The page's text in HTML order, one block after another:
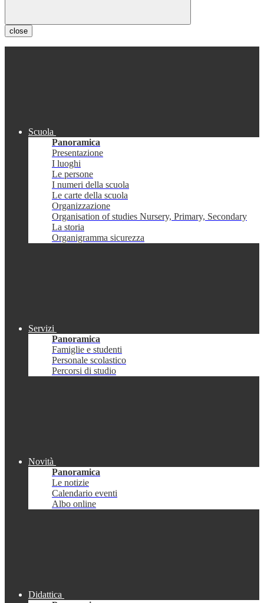
close
Scuola
Panoramica
Presentazione
I luoghi
Le persone
I numeri della scuola
Le carte della scuola
Organizzazione
Organisation of studies Nursery, Primary, Secondary
La storia
Organigramma sicurezza
Servizi
Panoramica
Famiglie e studenti
Personale scolastico
Percorsi di studio
Novità
Panoramica
Le notizie
Calendario eventi
Albo online
Didattica